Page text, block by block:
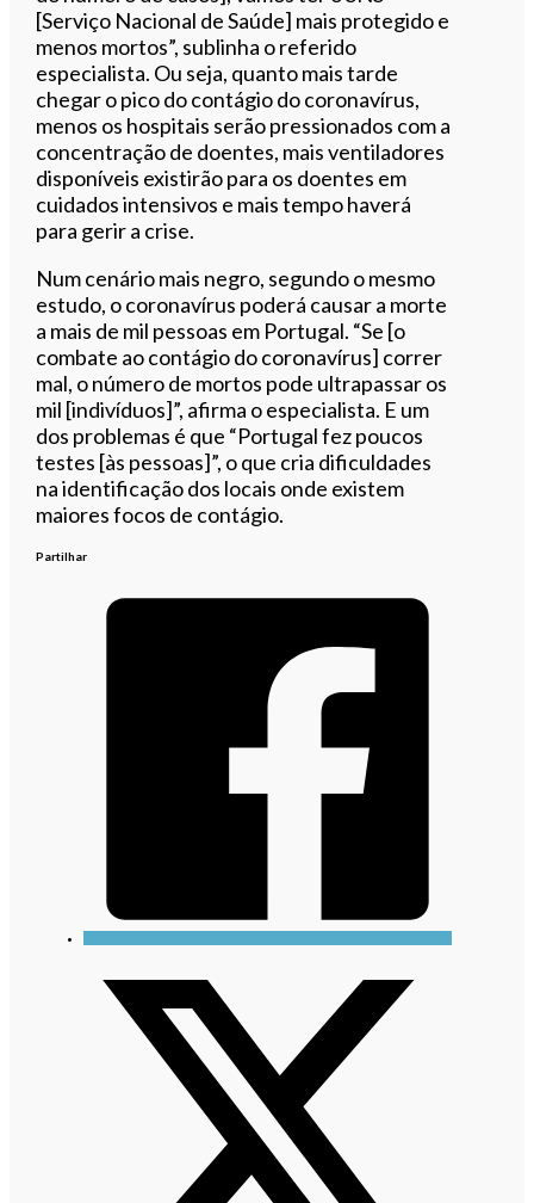
[Serviço Nacional de Saúde] mais protegido e
menos mortos”, sublinha o referido
especialista. Ou seja, quanto mais tarde
chegar o pico do contágio do coronavírus,
menos os hospitais serão pressionados com a
concentração de doentes, mais ventiladores
disponíveis existirão para os doentes em
cuidados intensivos e mais tempo haverá
para gerir a crise.
Num cenário mais negro, segundo o mesmo
estudo, o coronavírus poderá causar a morte
a mais de mil pessoas em Portugal. “Se [o
combate ao contágio do coronavírus] correr
mal, o número de mortos pode ultrapassar os
mil [indivíduos]”, afirma o especialista. E um
dos problemas é que “Portugal fez poucos
testes [às pessoas]”, o que cria dificuldades
na identificação dos locais onde existem
maiores focos de contágio.
Partilhar